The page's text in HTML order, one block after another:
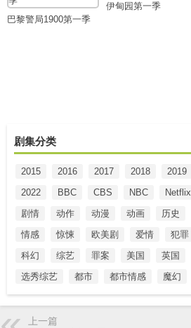
巴黎警局1900第一季
伊甸园第一季
剧集分类
2015 2016 2017 2018 2019
2022
BBC CBS NBC Netflix
剧情
动作 动漫 动画 历史
情感
惊悚 欧美剧 爱情 犯罪
科幻
综艺 罪案 美国 英国
选秀综艺
都市 都市情感 魔幻
上一篇